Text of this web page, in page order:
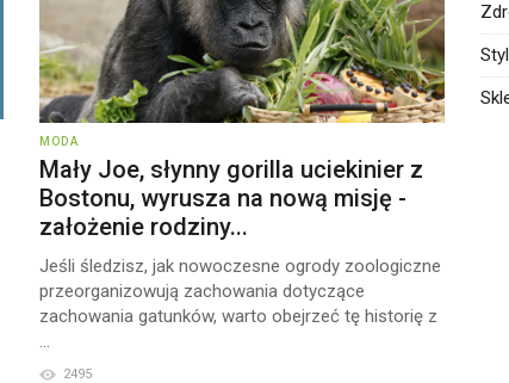
MODA
Mały Joe, słynny gorilla uciekinier z
Bostonu, wyrusza na nową misję -
założenie rodziny...
Jeśli śledzisz, jak nowoczesne ogrody zoologiczne
przeorganizowują zachowania dotyczące
zachowania gatunków, warto obejrzeć tę historię z
...
2495